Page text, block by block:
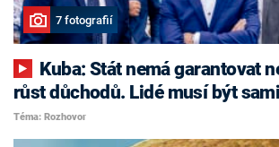
7 fotografií
růst důchodů. Lidé musí být
Téma: Rozhovor